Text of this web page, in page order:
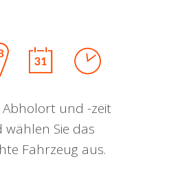
Abholort und -zeit
wählen Sie das
Fahrzeug aus.